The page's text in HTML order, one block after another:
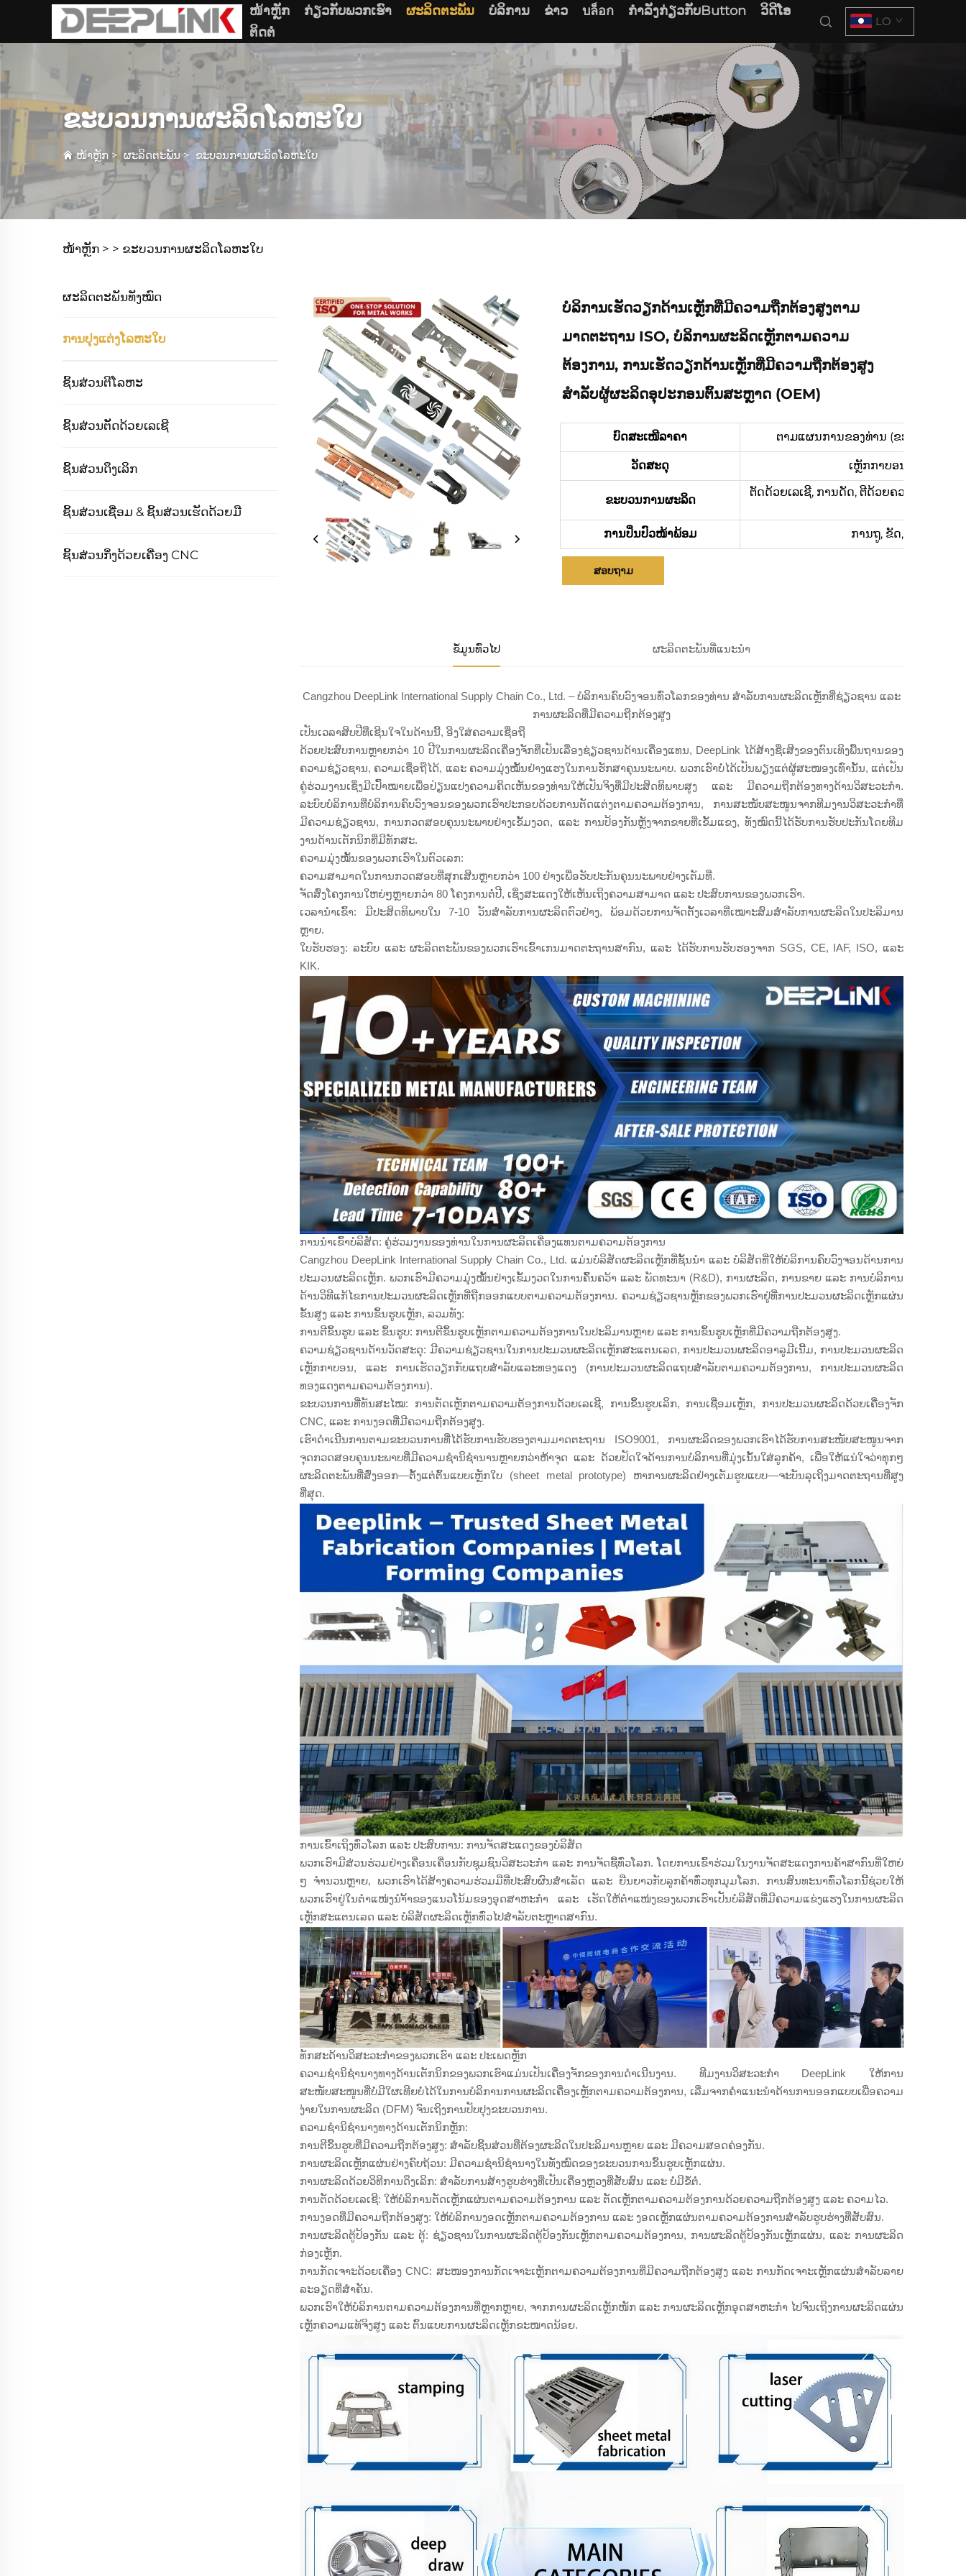
ໜ້າຫຼັກ ກ່ຽວກັບພວກເຮົາ ຜະລິດຕະພັນ ບໍລິການ ຂ່າວ บล็อก ກໍາລັງກ່ຽວກັບButton
ວິດີໂອ
ຕິດຕໍ່
LO
ຂະບວນການຜະລິດໂລຫະໃບ
ໜ້າຫຼັກ > ຜະລິດຕະພັນ> ຂະບວນການຜະລິດໂລຫະໃບ
ໜ້າຫຼັກ > > ຂະບວນການຜະລິດໂລຫະໃບ
ຜະລິດຕະພັນທັງໝົດ
ການປຸງແຕ່ງໂລຫະໃບ
ຊິ້ນສ່ວນຕີໂລຫະ
ຊິ້ນສ່ວນຕັດດ້ວຍເລເຊີ
ຊິ້ນສ່ວນດຶງເລິກ
ຊິ້ນສ່ວນເຊື່ອມ & ຊິ້ນສ່ວນເຮັດດ້ວຍມື
ຊິ້ນສ່ວນກຶ່ງດ້ວຍເຄື່ອງ CNC
ບໍລິການເຮັດວຽກດ້ານເຫຼັກທີ່ມີຄວາມຖືກຕ້ອງສູງຕາມ
ມາດຕະຖານ ISO, ບໍລິການຜະລິດເຫຼັກຕາມຄວາມ
ຕ້ອງການ, ການເຮັດວຽກດ້ານເຫຼັກທີ່ມີຄວາມຖືກຕ້ອງສູງ
ສຳລັບຜູ້ຜະລິດອຸປະກອນຕົ້ນສະຫຼາດ (OEM)
ບົດສະເໜີລາຄາ ຕາມແຜນການຂອງທ່ານ (ຂະໜາດ, ວັດສ
ວັດສະດຸ ເຫຼັກກາບອນ, SPCC,
ຂະບວນການຜະລິດ
ຕັດດ້ວຍເລເຊີ, ການດັດ, ຕີດ້ວຍຄວາມແທ້ຈິງ, ກ
ການປິ່ນປົວໜ້າພ້ອມ ການຖູ, ຂັດ,
ສອບຖາມ
ຂໍ້ມູນທົ່ວໄປ ຜະລິດຕະພັນທີ່ແນະນຳ
Cangzhou DeepLink International Supply Chain Co., Ltd. – ບໍລິການຄົບວົງຈອນທົ່ວໂລກຂອງທ່ານ ສຳລັບການຜະລິດເຫຼັກທີ່ຊ່ຽວຊານ ແລະ
ການຜະລິດທີ່ມີຄວາມຖືກຕ້ອງສູງ
ເປັນເວລາສິບປີທີ່ເຊີນໃຈໃນດ້ານນີ້, ອີງໃສ່ຄວາມເຊື່ອຖື
ດ້ວຍປະສົບການຫຼາຍກວ່າ 10 ປີໃນການຜະລິດເຄື່ອງຈັກທີ່ເປັນເລື່ອງຊ່ຽວຊານດ້ານເຄື່ອງແທນ, DeepLink ໄດ້ສ້າງຊື່ເສີງຂອງຕົນເທິງພື້ນຖານຂອງ
ຄວາມຊ່ຽວຊານ, ຄວາມເຊື່ອຖືໄດ້, ແລະ ຄວາມມຸ່ງໝັ້ນຢ່າງແຮງໃນການຮັກສາຄຸນນະພາບ. ພວກເຮົາບໍ່ໄດ້ເປັນພຽງແຕ່ຜູ້ສະໜອງເທົ່ານັ້ນ, ແຕ່ເປັນ
ຄູ່ຮ່ວມງານເຊິ່ງມີເປົ້າໝາຍເພື່ອປ່ຽນແປງຄວາມຄິດເຫັນຂອງທ່ານໃຫ້ເປັນຈິງທີ່ມີປະສິດທິພາບສູງ ແລະ ມີຄວາມຖືກຕ້ອງທາງດ້ານວິສະວະກຳ.
ລະບົບບໍລິການທີ່ບໍລິການຄົບວົງຈອນຂອງພວກເຮົາປະກອບດ້ວຍການຕັດແຕ່ງຕາມຄວາມຕ້ອງການ, ການສະໜັບສະໜູນຈາກທີມງານວິສະວະກຳທີ່
ມີຄວາມຊ່ຽວຊານ, ການກວດສອບຄຸນນະພາບຢ່າງເຂັ້ມງວດ, ແລະ ການປ້ອງກັນຫຼັງຈາກຂາຍທີ່ເຂັ້ມແຂງ, ທັງໝົດນີ້ໄດ້ຮັບການຮັບປະກັນໂດຍທີມ
ງານດ້ານເຕັກນິກທີ່ມີທັກສະ.
ຄວາມມຸ່ງໝັ້ນຂອງພວກເຮົາໃນຕົວເລກ:
ຄວາມສາມາດໃນການກວດສອບທີ່ສຸກເສີນຫຼາຍກວ່າ 100 ຢ່າງເພື່ອຮັບປະກັນຄຸນນະພາບຢ່າງເຕັມທີ່.
ຈັດສົ່ງໂຄງການໃຫຍ່ໆຫຼາຍກວ່າ 80 ໂຄງການຕໍ່ປີ, ເຊິ່ງສະແດງໃຫ້ເຫັນເຖິງຄວາມສາມາດ ແລະ ປະສົບການຂອງພວກເຮົາ.
ເວລານຳເຂົ້າ: ມີປະສິດທິພາບໃນ 7-10 ວັນສຳລັບການຜະລິດຕົວຢ່າງ, ພ້ອມດ້ວຍການຈັດຕັ້ງເວລາທີ່ເໝາະສົມສຳລັບການຜະລິດໃນປະລິມານ
ຫຼາຍ.
ໃບຮັບຮອງ: ລະບົບ ແລະ ຜະລິດຕະພັນຂອງພວກເຮົາເຂົ້າເກນມາດຕະຖານສາກົນ, ແລະ ໄດ້ຮັບການຮັບຮອງຈາກ SGS, CE, IAF, ISO, ແລະ
KIK.
ການນຳເຂົ້າບໍລິສັດ: ຄູ່ຮ່ວມງານຂອງທ່ານໃນການຜະລິດເຄື່ອງແທນຕາມຄວາມຕ້ອງການ
Cangzhou DeepLink International Supply Chain Co., Ltd. ແມ່ນບໍລິສັດຜະລິດເຫຼັກທີ່ຊັ້ນນຳ ແລະ ບໍລິສັດທີ່ໃຫ້ບໍລິການຄົບວົງຈອນດ້ານການ
ປະມວນຜະລິດເຫຼັກ. ພວກເຮົາມີຄວາມມຸ່ງໝັ້ນຢ່າງເຂັ້ມງວດໃນການຄົ້ນຄວ້າ ແລະ ພັດທະນາ (R&D), ການຜະລິດ, ການຂາຍ ແລະ ການບໍລິການ
ດ້ານວິທີແກ້ໄຂການປະມວນຜະລິດເຫຼັກທີ່ຖືກອອກແບບຕາມຄວາມຕ້ອງການ. ຄວາມຊ່ຽວຊານຫຼັກຂອງພວກເຮົາຢູ່ທີ່ການປະມວນຜະລິດເຫຼັກແຜ່ນ
ຂັ້ນສູງ ແລະ ການຂຶ້ນຮູບເຫຼັກ, ລວມທັງ:
ການຕີຂຶ້ນຮູບ ແລະ ຂຶ້ນຮູບ: ການຕີຂຶ້ນຮູບເຫຼັກຕາມຄວາມຕ້ອງການໃນປະລິມານຫຼາຍ ແລະ ການຂຶ້ນຮູບເຫຼັກທີ່ມີຄວາມຖືກຕ້ອງສູງ.
ຄວາມຊ່ຽວຊານດ້ານວັດສະດຸ: ມີຄວາມຊ່ຽວຊານໃນການປະມວນຜະລິດເຫຼັກສະແຕນເລດ, ການປະມວນຜະລິດອາລູມີເນີ້ມ, ການປະມວນຜະລິດ
ເຫຼັກກາບອນ, ແລະ ການເຮັດວຽກກັບແຖບສຳລັບແລະທອງແດງ (ການປະມວນຜະລິດແຖບສຳລັບຕາມຄວາມຕ້ອງການ, ການປະມວນຜະລິດ
ທອງແດງຕາມຄວາມຕ້ອງການ).
ຂະບວນການທີ່ທັນສະໄໝ: ການຕັດເຫຼັກຕາມຄວາມຕ້ອງການດ້ວຍເລເຊີ, ການຂຶ້ນຮູບເລິກ, ການເຊື່ອມເຫຼັກ, ການປະມວນຜະລິດດ້ວຍເຄື່ອງຈັກ
CNC, ແລະ ການງອດທີ່ມີຄວາມຖືກຕ້ອງສູງ.
ເຮົາດຳເນີນການຕາມຂະບວນການທີ່ໄດ້ຮັບການຮັບຮອງຕາມມາດຕະຖານ ISO9001, ການຜະລິດຂອງພວກເຮົາໄດ້ຮັບການສະໜັບສະໜູນຈາກ
ຈຸດກວດສອບຄຸນນະພາບທີ່ມີຄວາມຊຳນິຊຳນານຫຼາຍກວ່າຫ້າຈຸດ ແລະ ດ້ວຍປັດໃຈດ້ານການບໍລິການທີ່ມຸ່ງເນັ້ນໃສ່ລູກຄ້າ, ເພື່ອໃຫ້ແນ່ໃຈວ່າທຸກໆ
ຜະລິດຕະພັນທີ່ສົ່ງອອກ—ຕັ້ງແຕ່ຕົ້ນແບບເຫຼັກໃບ (sheet metal prototype) ຫາການຜະລິດຢ່າງເຕັມຮູບແບບ—ຈະບັນລຸເຖິງມາດຕະຖານທີ່ສູງ
ທີ່ສຸດ.
ການເຂົ້າເຖິງທົ່ວໂລກ ແລະ ປະສົບການ: ການຈັດສະແດງຂອງບໍລິສັດ
ພວກເຮົາມີສ່ວນຮ່ວມຢ່າງເຄື່ອນເຄື່ອນກັບຊຸມຊົນວິສະວະກຳ ແລະ ການຈັດຊື້ທົ່ວໂລກ. ໂດຍການເຂົ້າຮ່ວມໃນງານຈັດສະແດງການຄ້າສາກົນທີ່ໃຫຍ່
ໆ ຈຳນວນຫຼາຍ, ພວກເຮົາໄດ້ສ້າງຄວາມຮ່ວມມືທີ່ປະສົບຜົນສຳເລັດ ແລະ ຍືນຍາວກັບລູກຄ້າທົ່ວທຸກມຸມໂລກ. ການສົນທະນາທົ່ວໂລກນີ້ຊ່ວຍໃຫ້
ພວກເຮົາຢູ່ໃນຕຳແໜ່ງນຳ້້າຂອງແນວໂນ້ມຂອງອຸດສາຫະກຳ ແລະ ເຮັດໃຫ້ຕຳແໜ່ງຂອງພວກເຮົາເປັນບໍລິສັດທີ່ມີຄວາມແຂ່ງແຮງໃນການຜະລິດ
ເຫຼັກສະແຕນເລດ ແລະ ບໍລິສັດຜະລິດເຫຼັກທົ່ວໄປສຳລັບຕະຫຼາດສາກົນ.
ທັກສະດ້ານວິສະວະກຳຂອງພວກເຮົາ ແລະ ປະເພດຫຼັກ
ຄວາມຊຳນິຊຳນາງທາງດ້ານເຕັກນິກຂອງພວກເຮົາແມ່ນເປັນເຄື່ອງຈັກຂອງການດຳເນີນງານ. ທີມງານວິສະວະກຳ DeepLink ໃຫ້ການ
ສະໜັບສະໜູນທີ່ບໍ່ມີໃຜເທີຍບໍ່ໄດ້ໃນການບໍລິການການຜະລິດເຄື່ອງເຫຼັກຕາມຄວາມຕ້ອງການ, ເລີ່ມຈາກຄຳແນະນຳດ້ານການອອກແບບເພື່ອຄວາມ
ງ່າຍໃນການຜະລິດ (DFM) ຈົນເຖິງການປັບປຸງຂະບວນການ.
ຄວາມຊຳນິຊຳນາງທາງດ້ານເຕັກນິກຫຼັກ:
ການຕີຂຶ້ນຮູບທີ່ມີຄວາມຖືກຕ້ອງສູງ: ສຳລັບຊິ້ນສ່ວນທີ່ຕ້ອງຜະລິດໃນປະລິມານຫຼາຍ ແລະ ມີຄວາມສອດຄ່ອງກັນ.
ການຜະລິດເຫຼັກແຜ່ນຢ່າງຄົບຖ້ວນ: ມີຄວາມຊຳນິຊຳນາງໃນທັງໝົດຂອງຂະບວນການຂຶ້ນຮູບເຫຼັກແຜ່ນ.
ການຜະລິດດ້ວຍວິທີການດຶງເລິກ: ສຳລັບການສ້າງຮູບຮ່າງທີ່ເປັນເຄື່ອງຫຼວງທີ່ສັບສົນ ແລະ ບໍ່ມີຂໍ້ຕໍ່.
ການຕັດດ້ວຍເລເຊີ: ໃຫ້ບໍລິການຕັດເຫຼັກແຜ່ນຕາມຄວາມຕ້ອງການ ແລະ ຕັດເຫຼັກຕາມຄວາມຕ້ອງການດ້ວຍຄວາມຖືກຕ້ອງສູງ ແລະ ຄວາມໄວ.
ການງອດທີ່ມີຄວາມຖືກຕ້ອງສູງ: ໃຫ້ບໍລິການງອດເຫຼັກຕາມຄວາມຕ້ອງການ ແລະ ງອດເຫຼັກແຜ່ນຕາມຄວາມຕ້ອງການສຳລັບຮູບຮ່າງທີ່ສັບສົນ.
ການຜະລິດຕູ້ປ້ອງກັນ ແລະ ຕູ້: ຊ່ຽວຊານໃນການຜະລິດຕູ້ປ້ອງກັນເຫຼັກຕາມຄວາມຕ້ອງການ, ການຜະລິດຕູ້ປ້ອງກັນເຫຼັກແຜ່ນ, ແລະ ການຜະລິດ
ກ່ອງເຫຼັກ.
ການກັດເຈາະດ້ວຍເຄື່ອງ CNC: ສະໜອງການກັດເຈາະເຫຼັກຕາມຄວາມຕ້ອງການທີ່ມີຄວາມຖືກຕ້ອງສູງ ແລະ ການກັດເຈາະເຫຼັກແຜ່ນສຳລັບລາຍ
ລະອຽດທີ່ສຳຄັນ.
ພວກເຮົາໃຫ້ບໍລິການຕາມຄວາມຕ້ອງການທີ່ຫຼາກຫຼາຍ, ຈາກການຜະລິດເຫຼັກໜັກ ແລະ ການຜະລິດເຫຼັກອຸດສາຫະກຳ ໄປຈົນເຖິງການຜະລິດແຜ່ນ
ເຫຼັກຄວາມແທ້ຈິງສູງ ແລະ ຕົ້ນແບບການຜະລິດເຫຼັກຂະໜາດນ້ອຍ.